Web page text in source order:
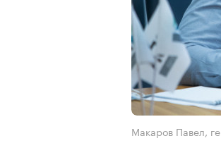
Макаров Павел,